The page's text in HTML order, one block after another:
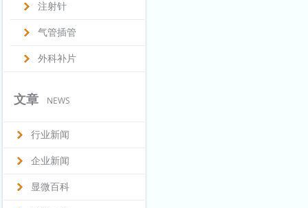
注射针
气管插管
外科补片
文章 NEWS
行业新闻
企业新闻
显微百科